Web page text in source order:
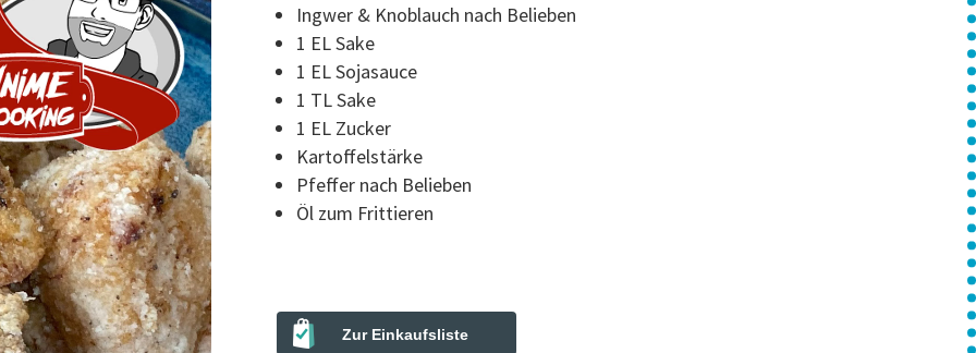
Ingwer & Knoblauch nach Belieben
1 EL Sake
1 EL Sojasauce
1 TL Sake
1 EL Zucker
Kartoffelstärke
Pfeffer nach Belieben
Öl zum Frittieren
Zur Einkaufsliste